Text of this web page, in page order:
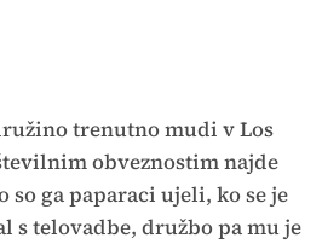
trenutno mudi v Los
obveznostim najde
so ga paparaci ujeli, ko se je
s telovadbe, družbo pa mu je